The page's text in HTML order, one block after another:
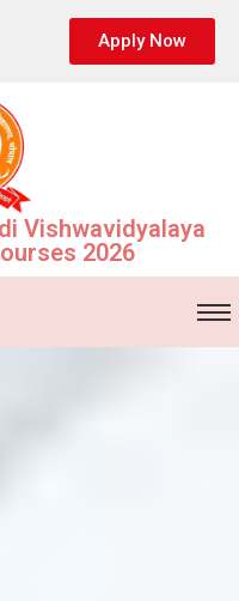
Apply Now
Vishwavidyalaya
2026